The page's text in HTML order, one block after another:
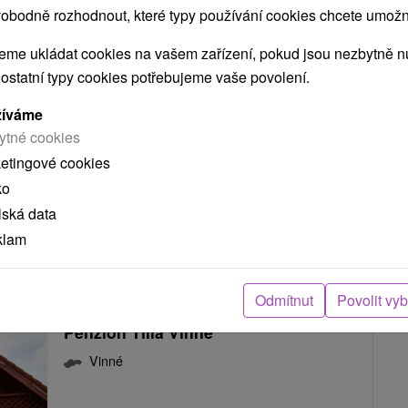
Penzión Lucus★ ★Vinné
Vinné
zemplínskej obce Vinné, v tesnej blízkosti
Vinianského...
Penzión Tília Vinné
Vinné
rozhodnout, které typy používání cookies chcete
ukládat cookies na vašem zařízení, pokud jsou nezbytně
typy cookies potřebujeme vaše povolení.
cookies
cookies
data
Odmítnut Povolit